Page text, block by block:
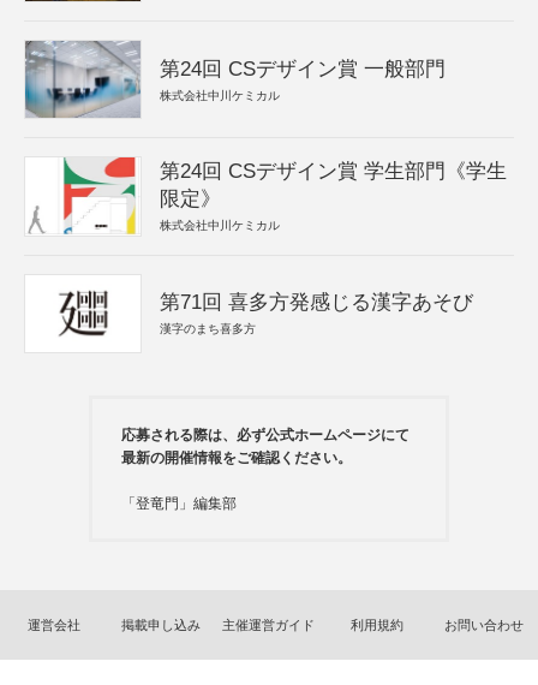
第24回 CSデザイン賞 一般部門
株式会社中川ケミカル
第24回 CSデザイン賞 学生部門《学生
限定》
株式会社中川ケミカル
第71回 喜多方発感じる漢字あそび
漢字のまち喜多方
応募される際は、必ず公式ホームページにて
最新の開催情報をご確認ください。
「登竜門」編集部
運営会社 掲載申し込み 主催運営ガイド 利用規約 お問い合わせ